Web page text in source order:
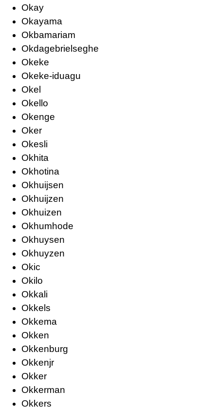
Okay
Okayama
Okbamariam
Okdagebrielseghe
Okeke
Okeke-iduagu
Okel
Okello
Okenge
Oker
Okesli
Okhita
Okhotina
Okhuijsen
Okhuijzen
Okhuizen
Okhumhode
Okhuysen
Okhuyzen
Okic
Okilo
Okkali
Okkels
Okkema
Okken
Okkenburg
Okkenjr
Okker
Okkerman
Okkers